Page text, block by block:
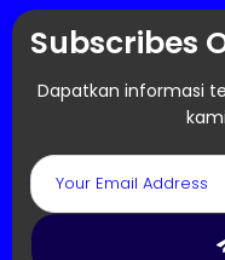
Subscribes
Dapatkan informasi